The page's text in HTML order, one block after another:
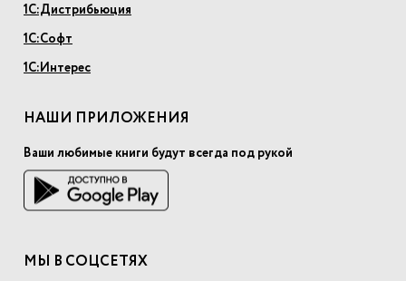
1С:Дистрибьюция
1С:Софт
1С:Интерес
НАШИ ПРИЛОЖЕНИЯ
Ваши любимые книги будут всегда под рукой
МЫ В СОЦСЕТЯХ